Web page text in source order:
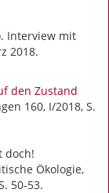
. Interview mit
2018.
den Zustand
160, I/2018, S.
doch!
Ökologie,
50-53.